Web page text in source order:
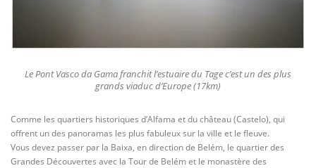
LePont Vascoda Gamafranchit l’estuaire du Tage c’est un des plus
grands viaduc d’Europe (17km)
Comme les quartiers historiques d’Alfama et du château (Castelo), qui
offrent un des panoramas les plus fabuleux sur la ville et le fleuve.
Vous devez passer par la Baixa, en direction de Belém, le quartier des
Grandes Découvertes avec la Tour de Belém et le monastère des